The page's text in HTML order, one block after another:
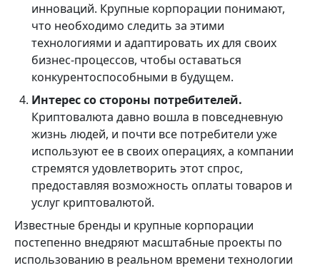
инноваций. Крупные корпорации понимают,
что необходимо следить за этими
технологиями и адаптировать их для своих
бизнес-процессов, чтобы оставаться
конкурентоспособными в будущем.
Интерес со стороны потребителей.
Криптовалюта давно вошла в повседневную
жизнь людей, и почти все потребители уже
используют ее в своих операциях, а компании
стремятся удовлетворить этот спрос,
предоставляя возможность оплаты товаров и
услуг криптовалютой.
Известные бренды и крупные корпорации
постепенно внедряют масштабные проекты по
использованию в реальном времени технологии